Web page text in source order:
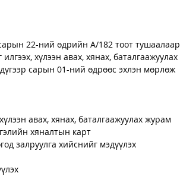
22-ний өдрийн А/182 тоот тушаалаар
хүлээн авах, хянах, баталгаажуулах
сарын 01-ний өдрөөс эхлэн мөрлөж
авах, хянах, баталгаажуулах журам
хяналтын карт
залруулга хийснийг мэдүүлэх